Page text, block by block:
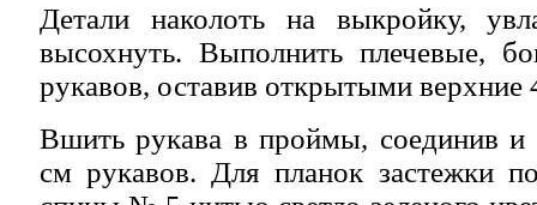
Детали наколоть на выкройку,
высохнуть. Выполнить плечевые,
рукавов, оставив открытыми верхние
Вшить рукава в проймы, соединив и
см рукавов. Для планок застежки